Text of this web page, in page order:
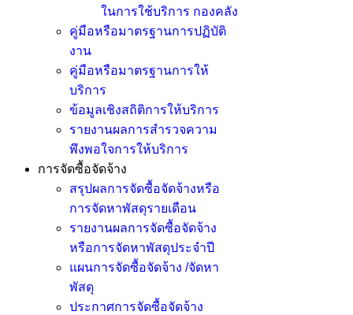
ในการใช้บริการ กองคลัง
คู่มือหรือมาตรฐานการปฏิบัติ
งาน
คู่มือหรือมาตรฐานการให้
บริการ
ข้อมูลเชิงสถิติการให้บริการ
รายงานผลการสำรวจความ
พึงพอใจการให้บริการ
การจัดซื้อจัดจ้าง
สรุปผลการจัดซื้อจัดจ้างหรือ
การจัดหาพัสดุรายเดือน
รายงานผลการจัดซื้อจัดจ้าง
หรือการจัดหาพัสดุประจำปี
แผนการจัดซื้อจัดจ้าง /จัดหา
พัสดุ
ประกาศการจัดซื้อจัดจ้าง